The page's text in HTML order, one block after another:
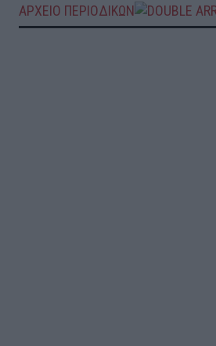
ΑΡΧΕΙΟ ΠΕΡΙΟΔΙΚΩΝ